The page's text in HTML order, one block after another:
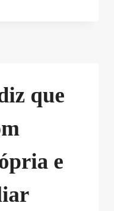
que
e